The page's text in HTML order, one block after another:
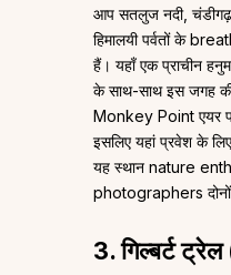
आप सतलुज नदी,
हिमालयी पर्वतों के
हैं। यहाँ एक प्राचीन
के साथ-साथ इस जगह
Monkey Point एयर
इसलिए यहां प्रवेश के
यह स्थान nature
photographers
3. गिल्बर्ट